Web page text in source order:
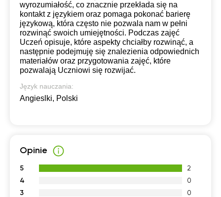
wyrozumiałość, co znacznie przekłada się na
kontakt z językiem oraz pomaga pokonać barierę
językową, która często nie pozwala nam w pełni
rozwinąć swoich umiejętności. Podczas zajęć
Uczeń opisuje, które aspekty chciałby rozwinąć, a
następnie podejmuję się znalezienia odpowiednich
materiałów oraz przygotowania zajęć, które
pozwalają Uczniowi się rozwijać.
Język nauczania:
Angieslki, Polski
Opinie
5
2
4
0
3
0